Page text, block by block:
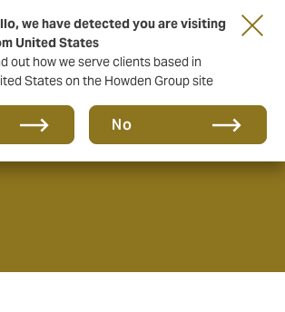
we have detected you are visiting
United States
out how we serve clients based in
States on the Howden Group site
No
Insights